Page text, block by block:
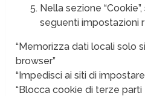
Nella sezione
seguenti impostazioni
“Memorizza dati locali solo
browser”
“Impedisci ai siti di
“Blocca cookie di terze parti